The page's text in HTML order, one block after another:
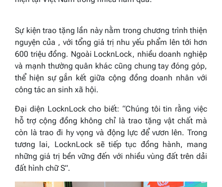
Sự kiện trao tặng lần này nằm trong chương trình thiện
nguyện của , với tổng giá trị nhu yếu phẩm lên tới hơn
600 triệu đồng. Ngoài LocknLock, nhiều doanh nghiệp
và mạnh thường quân khác cũng chung tay đóng góp,
thể hiện sự gắn kết giữa cộng đồng doanh nhân với
công tác an sinh xã hội.
Đại diện LocknLock cho biết: “Chúng tôi tin rằng việc
hỗ trợ cộng đồng không chỉ là trao tặng vật chất mà
còn là trao đi hy vọng và động lực để vươn lên. Trong
tương lai, LocknLock sẽ tiếp tục đồng hành, mang
những giá trị bền vững đến với nhiều vùng đất trên dải
đất hình chữ S”.